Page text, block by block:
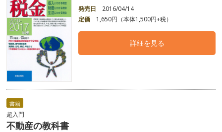
発売日
2016/04/14
定価
1,650円（本体1,500円+税）
詳細を見る
書籍
超入門
不動産の教科書